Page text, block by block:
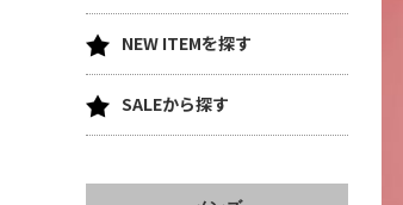
NEW ITEMを探す
SALEから探す